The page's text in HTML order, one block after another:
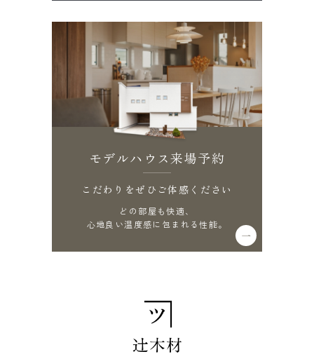
モデルハウス来場予約
こだわりをぜひご体感ください
どの部屋も快適、
心地良い温度感に包まれる性能。